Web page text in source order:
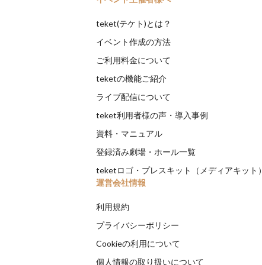
teket(テケト)とは？
イベント作成の方法
ご利用料金について
teketの機能ご紹介
ライブ配信について
teket利用者様の声・導入事例
資料・マニュアル
登録済み劇場・ホール一覧
teketロゴ・プレスキット（メディアキット）
運営会社情報
利用規約
プライバシーポリシー
Cookieの利用について
個人情報の取り扱いについて